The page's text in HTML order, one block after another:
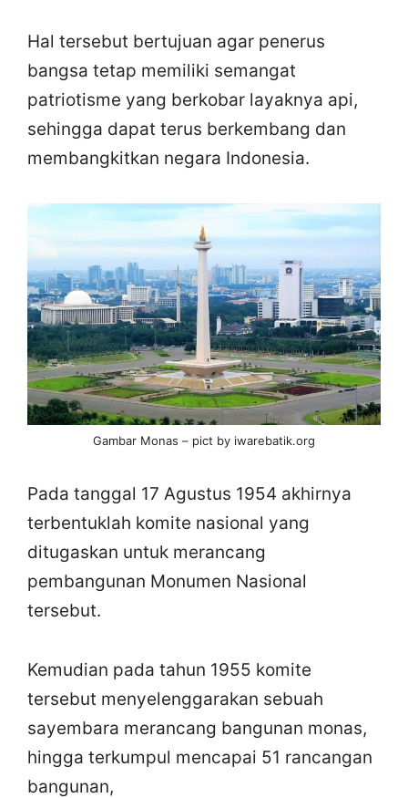
Hal tersebut bertujuan agar penerus
bangsa tetap memiliki semangat
patriotisme yang berkobar layaknya api,
sehingga dapat terus berkembang dan
membangkitkan negara Indonesia.
Gambar Monas – pict by iwarebatik.org
Pada tanggal 17 Agustus 1954 akhirnya
terbentuklah komite nasional yang
ditugaskan untuk merancang
pembangunan Monumen Nasional
tersebut.
Kemudian pada tahun 1955 komite
tersebut menyelenggarakan sebuah
sayembara merancang bangunan monas,
hingga terkumpul mencapai 51 rancangan
bangunan,